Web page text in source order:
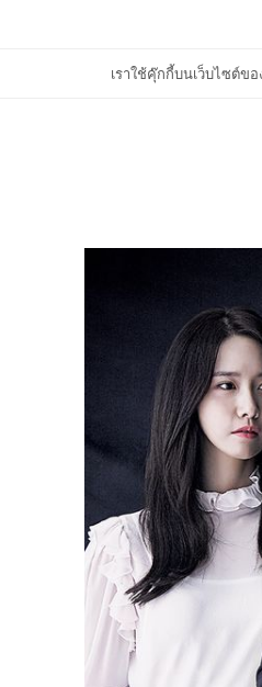
เราใช้คุ๊กกี้บนเว็บไซต์ข